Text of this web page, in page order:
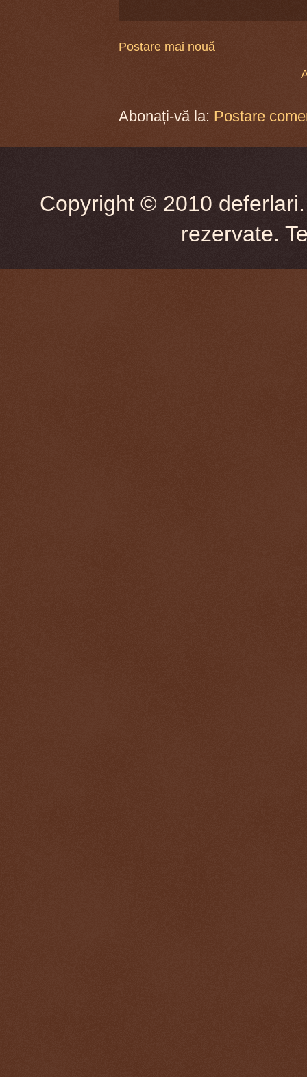
Postare mai nouă
Abonați-vă la: Postare
Copyright © 2010
rezervate.